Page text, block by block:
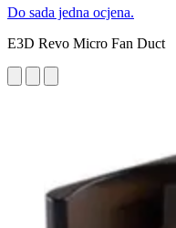
Do sada jedna ocjena.
E3D Revo Micro Fan Duct